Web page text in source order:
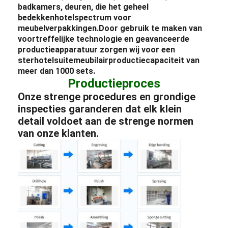
badkamers, deuren, die het geheel
bedekkenhotelspectrum voor
meubelverpakkingen.Door gebruik te maken van
voortreffelijke technologie en geavanceerde
productieapparatuur zorgen wij voor een
sterhotelsuitemeubilairproductiecapaciteit van
meer dan 1000 sets.
Productieproces
Onze strenge procedures en grondige
inspecties garanderen dat elk klein
detail voldoet aan de strenge normen
van onze klanten.